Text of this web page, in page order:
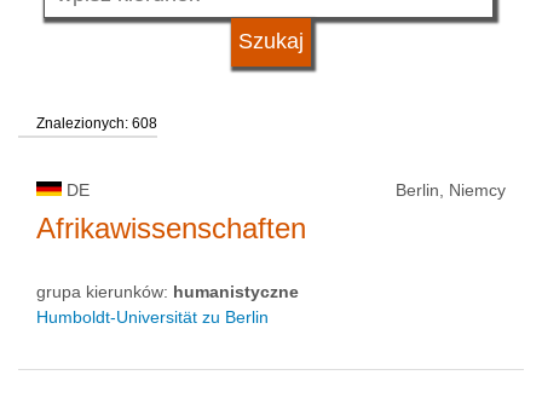
kwalifikacje
typ uczelni
status uczelni
Znalezionych: 608
DE Berlin, Niemcy
Afrikawissenschaften
grupa kierunków: humanistyczne
Humboldt-Universität zu Berlin